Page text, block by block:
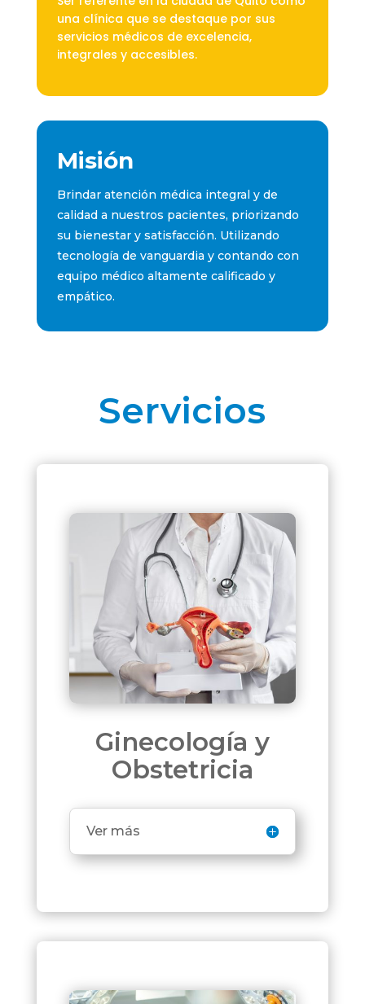
una clínica que se destaque por sus
servicios médicos de excelencia,
integrales y accesibles.
Misión
Brindar atención médica integral y de
calidad a nuestros pacientes, priorizando
su bienestar y satisfacción. Utilizando
tecnología de vanguardia y contando con
equipo médico altamente calificado y
empático.
Servicios
Ginecología y
Obstetricia
Ver más